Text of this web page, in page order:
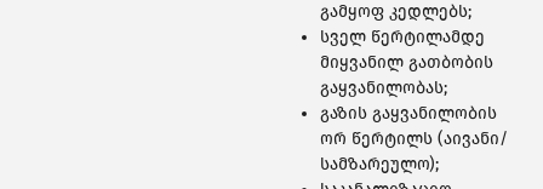
გამყოფ კედლებს;
სველ წერტილამდე
მიყვანილ გათბობის
გაყვანილობას;
გაზის გაყვანილობის
ორ წერტილს (აივანი/
სამზარეულო);